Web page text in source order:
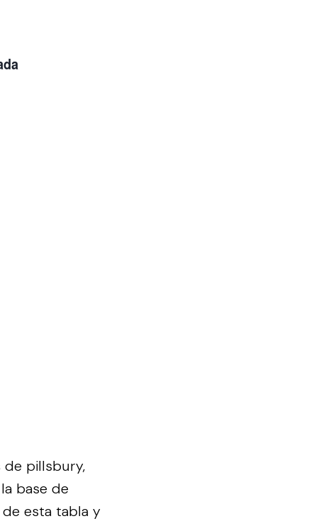
de pillsbury,
base de
de esta tabla y